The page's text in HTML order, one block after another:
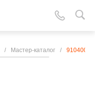
/ Мастер-каталог /